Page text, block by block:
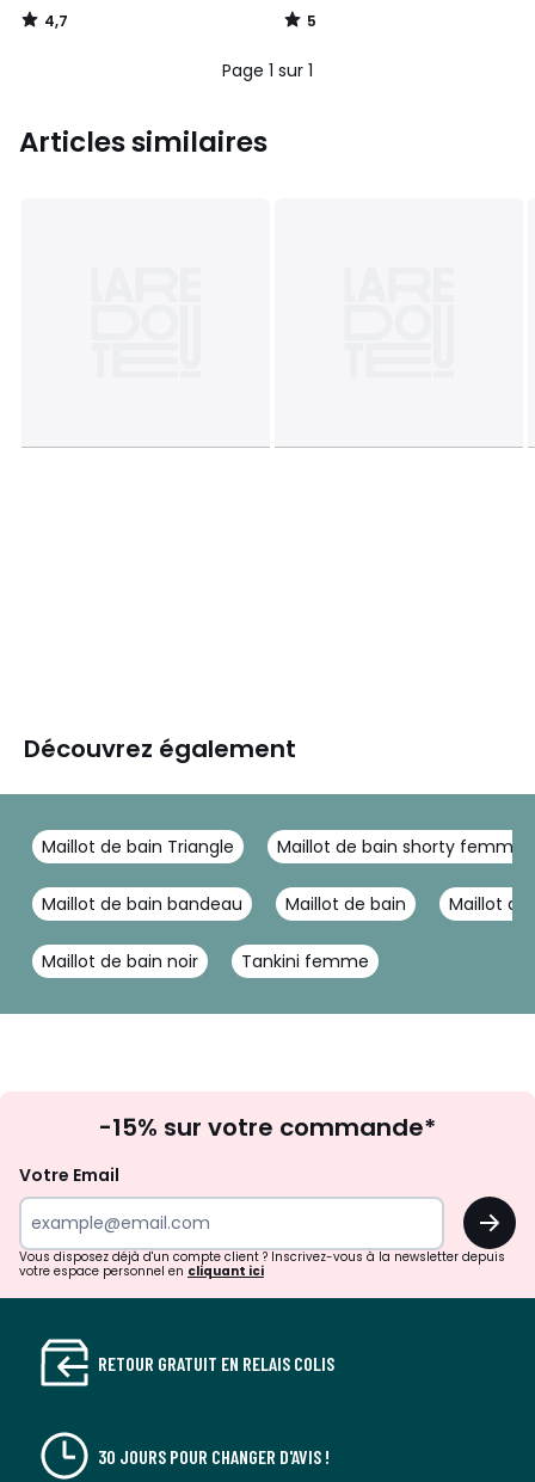
4,7
/
5
/
Page 1 sur 1
Articles similaires
Découvrez également
Maillot de bain Triangle Maillot de bain shorty femme
Maillot de bain bandeau Maillot de bain Maillot
Maillot de bain noir Tankini femme
à
newsletter
-15% sur votre commande*
Votre Email
OK
Vous disposez déjà d'un compte client ? Inscrivez-vous à la newsletter depuis
votre espace personnel en cliquant ici
RETOUR GRATUIT EN RELAIS COLIS
30 JOURS POUR CHANGER D'AVIS !